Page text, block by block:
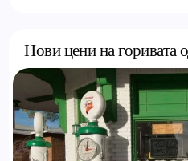
Нови цени на горивата